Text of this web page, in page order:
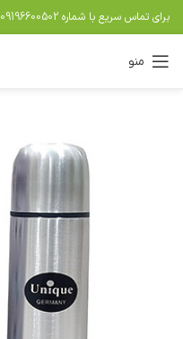
برای تماس سریع با شماره 09196600502
منو